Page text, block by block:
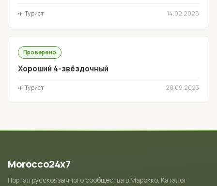
✈️ Турист 14.02.2025
Проверено
Хороший 4-звёздочный
✈️ Турист 28.09.2023
Morocco24x7
Портал русскоязычного сообщества в Марокко. Каталог